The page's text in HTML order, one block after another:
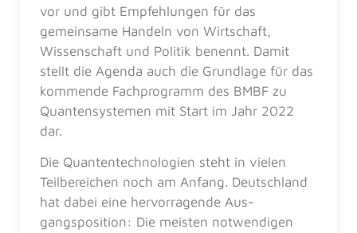
vor und gibt Empfehlungen für das
gemeinsame Handeln von Wirtschaft,
Wissenschaft und Politik benennt. Damit
stellt die Agenda auch die Grundlage für das
kommende Fachprogramm des BMBF zu
Quantensystemen mit Start im Jahr 2022
dar.
Die Quantentechnologien steht in vielen
Teilbereichen noch am Anfang. Deutschland
hat dabei eine hervorragende Aus­
gangsposition: Die meisten notwendigen